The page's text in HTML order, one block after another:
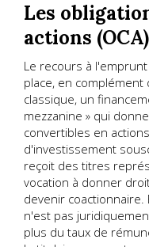
Les
actions (OCA)
Le recours à
place, en
classique, un
mezzanine » qui
convertibles en
d'investissement
reçoit des titres
vocation à donner
devenir coactionnaire.
n'est pas
plus du taux de